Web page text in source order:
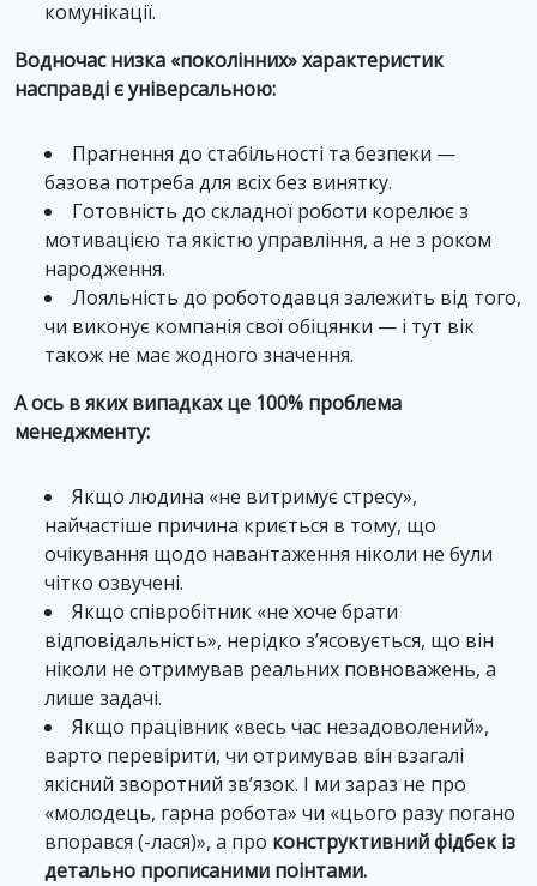
комунікації.
Водночас низка «поколінних» характеристик
насправді є універсальною:
Прагнення до стабільності та безпеки —
базова потреба для всіх без винятку.
Готовність до складної роботи корелює з
мотивацією та якістю управління, а не з роком
народження.
Лояльність до роботодавця залежить від того,
чи виконує компанія свої обіцянки — і тут вік
також не має жодного значення.
А ось в яких випадках це 100% проблема
менеджменту:
Якщо людина «не витримує стресу»,
найчастіше причина криється в тому, що
очікування щодо навантаження ніколи не були
чітко озвучені.
Якщо співробітник «не хоче брати
відповідальність», нерідко з’ясовується, що він
ніколи не отримував реальних повноважень, а
лише задачі.
Якщо працівник «весь час незадоволений»,
варто перевірити, чи отримував він взагалі
якісний зворотний зв’язок. І ми зараз не про
«молодець, гарна робота» чи «цього разу погано
впорався (-лася)», а про конструктивний фідбек із
детально прописаними поінтами.